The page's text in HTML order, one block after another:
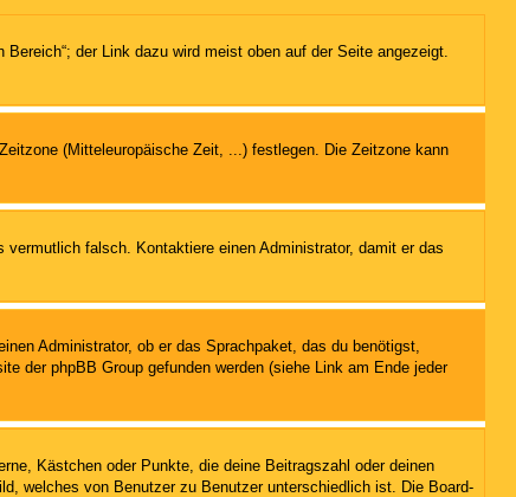
der Link dazu wird meist oben auf der Seite angezeigt.
(Mitteleuropäische Zeit, ...) festlegen. Die Zeitzone kann
falsch. Kontaktiere einen Administrator, damit er das
Administrator, ob er das Sprachpaket, das du benötigst,
der phpBB Group gefunden werden (siehe Link am Ende jeder
Kästchen oder Punkte, die deine Beitragszahl oder deinen
welches von Benutzer zu Benutzer unterschiedlich ist. Die Board-